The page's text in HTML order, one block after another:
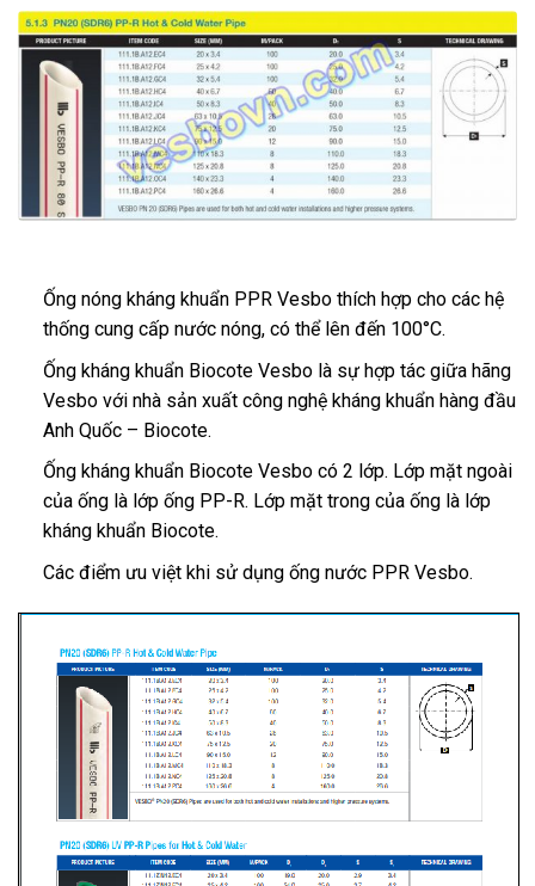
Ống nóng kháng khuẩn PPR Vesbo thích hợp cho các hệ
thống cung cấp nước nóng, có thể lên đến 100°C.
Ống kháng khuẩn Biocote Vesbo là sự hợp tác giữa hãng
Vesbo với nhà sản xuất công nghệ kháng khuẩn hàng đầu
Anh Quốc – Biocote.
Ống kháng khuẩn Biocote Vesbo có 2 lớp. Lớp mặt ngoài
của ống là lớp ống PP-R. Lớp mặt trong của ống là lớp
kháng khuẩn Biocote.
Các điểm ưu việt khi sử dụng ống nước PPR Vesbo.